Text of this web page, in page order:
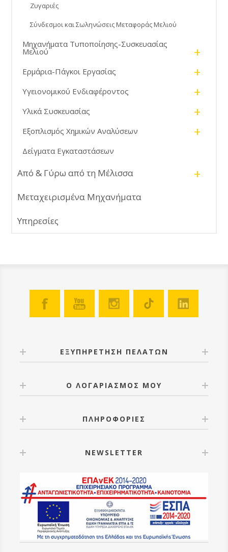
Ζυγαριές
Σύνδεσμοι και Σωληνώσεις Μεταφοράς Μελιού
Μηχανήματα Τυποποίησης-Συσκευασίας
Μελιού +
Ερμάρια-Πάγκοι Εργασίας +
Υγειονομικού Ενδιαφέροντος +
Υλικά Συσκευασίας +
Εξοπλισμός Χημικών Αναλύσεων +
Δείγματα Εγκαταστάσεων
Από & Γύρω από τη Μέλισσα +
Μεταχειρισμένα Μηχανήματα
Υπηρεσίες
ΕΞΥΠΗΡΕΤΗΣΗ ΠΕΛΑΤΩΝ
Ο ΛΟΓΑΡΙΑΣΜΟΣ ΜΟΥ
ΠΛΗΡΟΦΟΡΙΕΣ
NEWSLETTER